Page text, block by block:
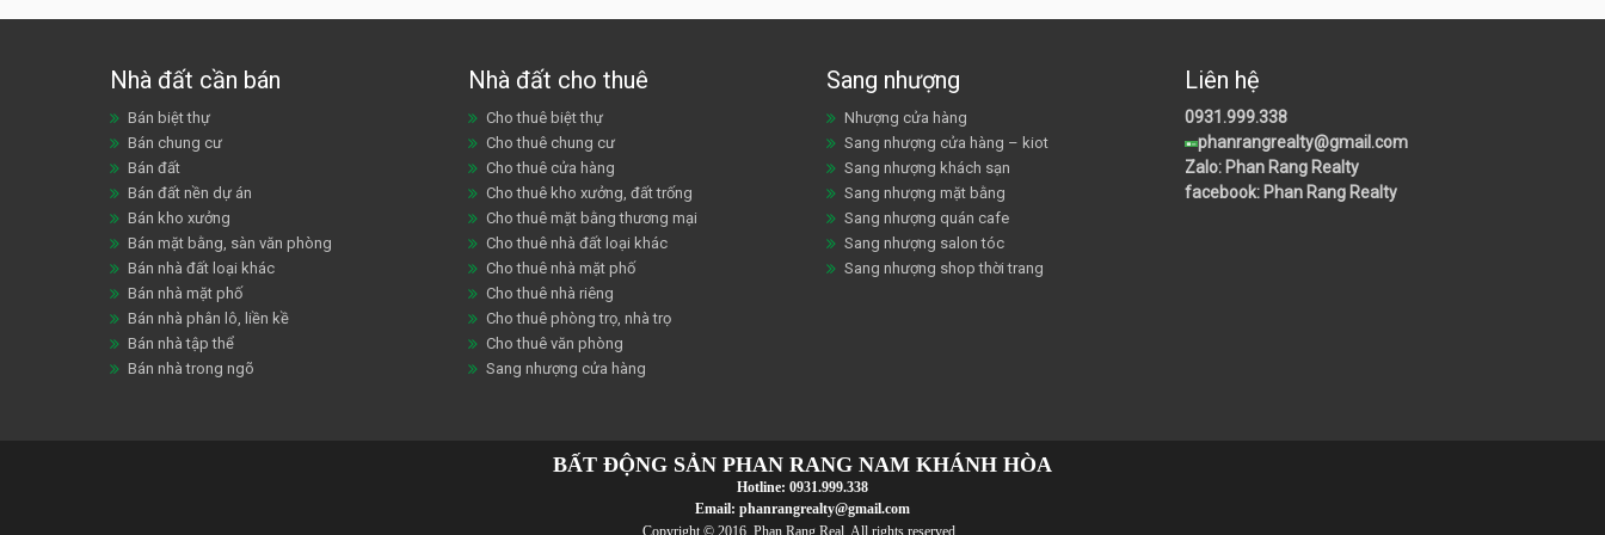
Nhà đất cần bán
Bán biệt thự
Bán chung cư
Bán đất
Bán đất nền dự án
Bán kho xưởng
Bán mặt bằng, sàn văn phòng
Bán nhà đất loại khác
Bán nhà mặt phố
Bán nhà phân lô, liền kề
Bán nhà tập thể
Bán nhà trong ngõ
Nhà đất cho thuê
Cho thuê biệt thự
Cho thuê chung cư
Cho thuê cửa hàng
Cho thuê kho xưởng, đất trống
Cho thuê mặt bằng thương mại
Cho thuê nhà đất loại khác
Cho thuê nhà mặt phố
Cho thuê nhà riêng
Cho thuê phòng trọ, nhà trọ
Cho thuê văn phòng
Sang nhượng cửa hàng
Sang nhượng
Nhượng cửa hàng
Sang nhượng cửa hàng – kiot
Sang nhượng khách sạn
Sang nhượng mặt bằng
Sang nhượng quán cafe
Sang nhượng salon tóc
Sang nhượng shop thời trang
Liên hệ
0931.999.338
phanrangrealty@gmail.com
Zalo: Phan Rang Realty
facebook: Phan Rang Realty
BẤT ĐỘNG SẢN PHAN RANG NAM KHÁNH HÒA
Hotline: 0931.999.338
Email: phanrangrealty@gmail.com